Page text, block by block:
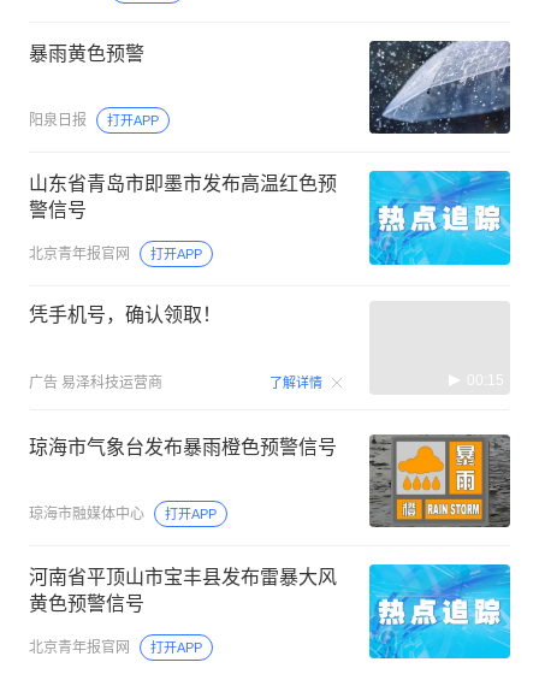
暴雨黄色预警
阳泉日报 打开APP
山东省青岛市即墨市发布高温红色预
警信号
北京青年报官网 打开APP
凭手机号，确认领取！
广告 易泽科技运营商 了解详情 00:15
琼海市气象台发布暴雨橙色预警信号
琼海市融媒体中心 打开APP
河南省平顶山市宝丰县发布雷暴大风
黄色预警信号
北京青年报官网 打开APP